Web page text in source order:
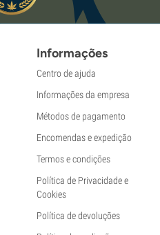
Informações
Centro de ajuda
Informações da empresa
Métodos de pagamento
Encomendas e expedição
Termos e condições
Política de Privacidade e
Cookies
Política de devoluções